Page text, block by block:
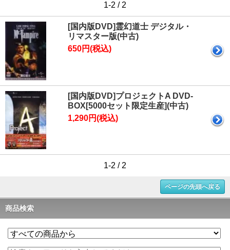
1-2 / 2
[国内版DVD]霊幻道士 デジタル・
リマスター版(中古)
650円(税込)
[国内版DVD]プロジェクトA DVD-
BOX[5000セット限定生産](中古)
1,290円(税込)
1-2 / 2
ページの先頭へ戻る
商品検索